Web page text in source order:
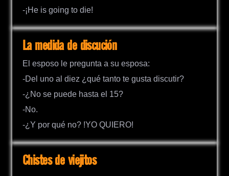
-¡He is going to die!
La medida de discución
El esposo le pregunta a su esposa:
-Del uno al diez ¿qué tanto te gusta discutir?
-¿No se puede hasta el 15?
-No.
-¿Y por qué no? !YO QUIERO!
Chistes de viejitos